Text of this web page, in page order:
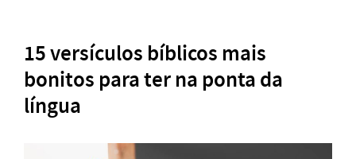
15 versículos bíblicos mais
bonitos para ter na ponta da
língua